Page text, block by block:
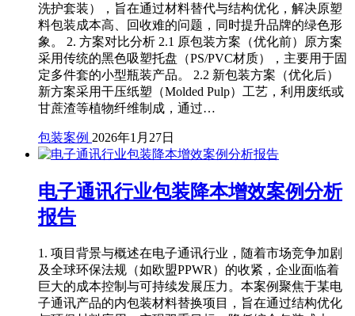
洗护套装），旨在通过材料替代与结构优化，解决原塑
料包装成本高、回收难的问题，同时提升品牌的绿色形
象。 2. 方案对比分析 2.1 原包装方案（优化前）原方案
采用传统的黑色吸塑托盘（PS/PVC材质），主要用于固
定多件套的小型瓶装产品。 2.2 新包装方案（优化后）
新方案采用干压纸塑（Molded Pulp）工艺，利用废纸或
甘蔗渣等植物纤维制成，通过…
包装案例 2026年1月27日
电子通讯行业包装降本增效案例分析
报告
1. 项目背景与概述在电子通讯行业，随着市场竞争加剧
及全球环保法规（如欧盟PPWR）的收紧，企业面临着
巨大的成本控制与可持续发展压力。本案例聚焦于某电
子通讯产品的内包装材料替换项目，旨在通过结构优化